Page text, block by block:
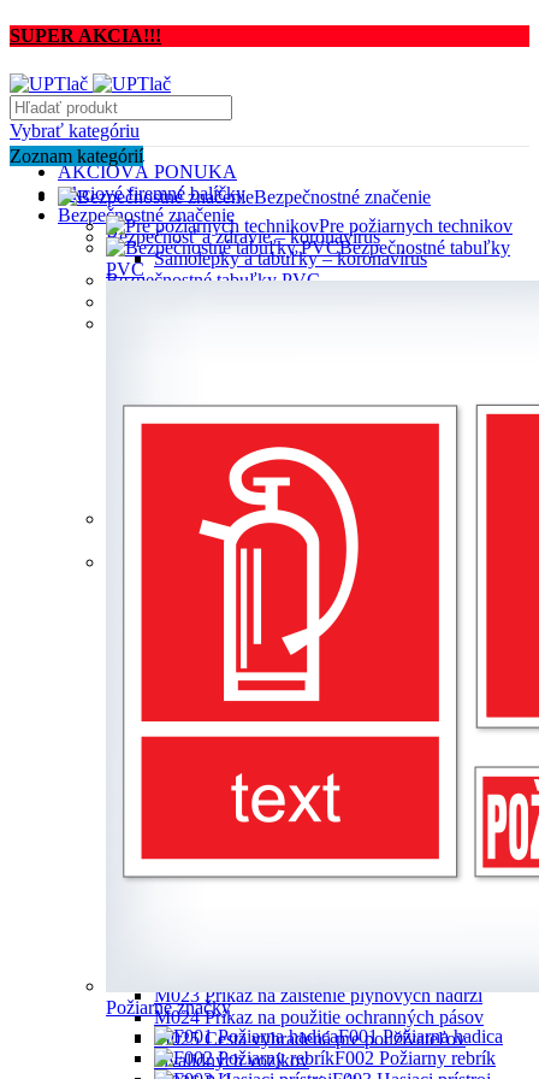
SUPER AKCIA!!!
Vybrať kategóriu
AKCIOVÁ PONUKA
Akciové firemné balíčky
Bezpečnostné značenie
Bezpečnosť a zdravie – koronavírus
Samolepky a tabuľky – koronavírus
Bezpečnostné tabuľky PVC
F004 Ohlasovňa požiaru
F006 Tlačidlový hlásič požiaru
F007 Smer na dosiahnutie bezpečia
Požiarne značenia
Pre požiarnych technikov
požiarne knihy
M001 Príkaz na ochranu zraku
M002 Príkaz na ochranu hlavy
M003 Príkaz na ochranu sluchu
M004 Príkaz na ochranu dýchacích orgánov
M005 Príkaz na ochranu nôh
M006 Príkaz na ochranu rúk
M008 Príkaz na ochranu tváre
závesného systému
M010 Cesta vyhradená pre chodcov
M011 Značka príkazu – všeobecne
M013 Príkaz na vytiahnutie zo zásuvky pred
otvorením
M023 Príkaz na zaistenie plynových nádrží
M024 Príkaz na použitie ochranných pásov
M025 Cesta vyhradená pre používateľov
invalidných vozíkov
Zoznam kategórií
Bezpečnostné značenie
Pre požiarnych technikov
Bezpečnostné tabuľky
PVC
Požiarne značky
F001 Požiarna hadica
F002 Požiarny rebrík